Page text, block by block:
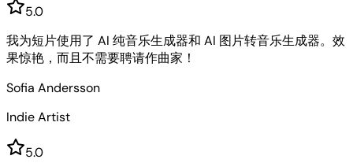
5.0
我为短片使用了 AI 纯音乐生成器和 AI 图片转音乐生成器。效
果惊艳，而且不需要聘请作曲家！
Sofia Andersson
Indie Artist
5.0